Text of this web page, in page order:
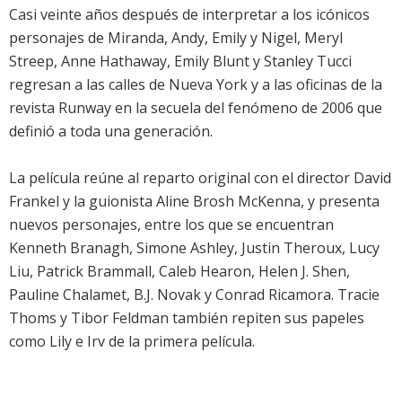
Casi veinte años después de interpretar a los icónicos
personajes de Miranda, Andy, Emily y Nigel, Meryl
Streep, Anne Hathaway, Emily Blunt y Stanley Tucci
regresan a las calles de Nueva York y a las oficinas de la
revista Runway en la secuela del fenómeno de 2006 que
definió a toda una generación.
La película reúne al reparto original con el director David
Frankel y la guionista Aline Brosh McKenna, y presenta
nuevos personajes, entre los que se encuentran
Kenneth Branagh, Simone Ashley, Justin Theroux, Lucy
Liu, Patrick Brammall, Caleb Hearon, Helen J. Shen,
Pauline Chalamet, B.J. Novak y Conrad Ricamora. Tracie
Thoms y Tibor Feldman también repiten sus papeles
como Lily e Irv de la primera película.